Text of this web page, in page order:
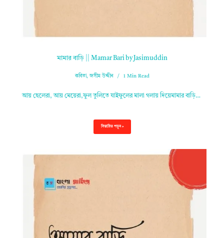
মামার বাড়ি || Mamar Bari by Jasimuddin
কবিতা,জসীম উদ্দীন 1 Min Read
আয় ছেলেরা, আয় মেয়েরা,ফুল তুলিতে যাইফুলের মালা গলায় দিয়েমামার বাড়ি…
বিস্তারিত পড়ুন »